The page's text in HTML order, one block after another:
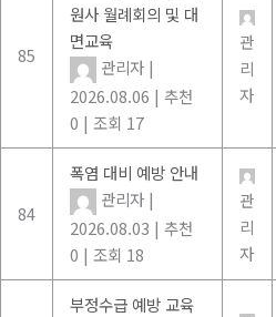
85
원사 월례회의 및 대
면교육
관리자 |
2026.08.06 | 추천
0 | 조회 17
관
리
자
84
폭염 대비 예방 안내
관리자 |
2026.08.03 | 추천
0 | 조회 18
관
리
자
부정수급 예방 교육